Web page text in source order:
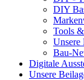
DIY
Tools
Unsere
Bau-
Digitale
Unsere